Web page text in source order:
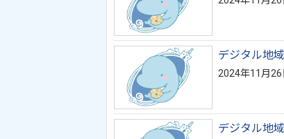
デジタル地
2024年11月26
デジタル地